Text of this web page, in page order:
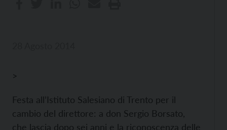
>
Festa all’Istituto Salesiano di Trento per il
cambio del direttore: a don Sergio Borsato,
che lascia dopo sei anni e la riconoscenza delle